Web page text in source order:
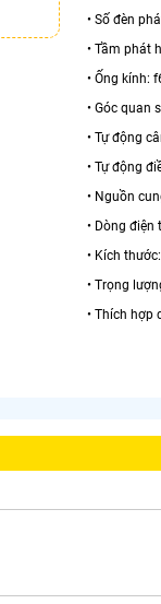
• Số đèn
• Tầm phát
• Ống kính:
• Góc quan
• Tự động
• Tự động
• Nguồn
• Dòng
• Kích
• Trọng
• Thích hợp